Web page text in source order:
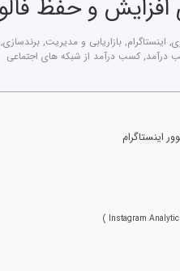
, اینستاگرام, بازاریابی و مدیریت, برندسازی,
درآمد, کسب درآمد از شبکه های اجتماعی